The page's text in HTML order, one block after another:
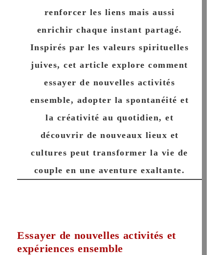
renforcer les liens mais aussi
enrichir chaque instant partagé.
Inspirés par les valeurs spirituelles
juives, cet article explore comment
essayer de nouvelles activités
ensemble, adopter la spontanéité et
la créativité au quotidien, et
découvrir de nouveaux lieux et
cultures peut transformer la vie de
couple en une aventure exaltante.
Essayer de nouvelles activités et
expériences ensemble